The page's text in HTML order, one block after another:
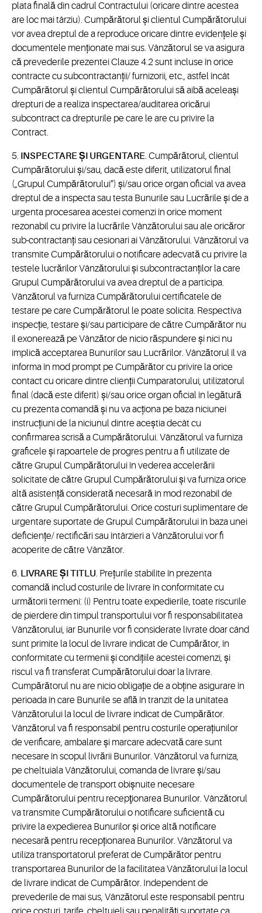
plata finală din cadrul Contractului (oricare dintre acestea
are loc mai târziu). Cumpărătorul și clientul Cumpărătorului
vor avea dreptul de a reproduce oricare dintre evidențele și
documentele menționate mai sus. Vânzătorul se va asigura
că prevederile prezentei Clauze 4.2 sunt incluse în orice
contracte cu subcontractanții/ furnizorii, etc., astfel încât
Cumpărătorul și clientul Cumpărătorului să aibă aceleași
drepturi de a realiza inspectarea/auditarea oricărui
subcontract ca drepturile pe care le are cu privire la
Contract.
5. INSPECTARE ȘI URGENTARE. Cumpărătorul, clientul
Cumpărătorului și/sau, dacă este diferit, utilizatorul final
(„Grupul Cumpărătorului”) și/sau orice organ oficial va avea
dreptul de a inspecta sau testa Bunurile sau Lucrările și de a
urgenta procesarea acestei comenzi în orice moment
rezonabil cu privire la lucrările Vânzătorului sau ale oricăror
sub-contractanți sau cesionari ai Vânzătorului. Vânzătorul va
transmite Cumpărătorului o notificare adecvată cu privire la
testele lucrărilor Vânzătorului și subcontractanților la care
Grupul Cumpărătorului va avea dreptul de a participa.
Vânzătorul va furniza Cumpărătorului certificatele de
testare pe care Cumpărătorul le poate solicita. Respectiva
inspecție, testare și/sau participare de către Cumpărător nu
îl exonerează pe Vânzător de nicio răspundere și nici nu
implică acceptarea Bunurilor sau Lucrărilor. Vânzătorul îl va
informa în mod prompt pe Cumpărător cu privire la orice
contact cu oricare dintre clienții Cumparatorului, utilizatorul
final (dacă este diferit) și/sau orice organ oficial în legătură
cu prezenta comandă și nu va acționa pe baza niciunei
instrucțiuni de la niciunul dintre aceștia decât cu
confirmarea scrisă a Cumpărătorului. Vânzătorul va furniza
graficele și rapoartele de progres pentru a fi utilizate de
către Grupul Cumpărătorului în vederea accelerării
solicitate de către Grupul Cumpărătorului și va furniza orice
altă asistență considerată necesară în mod rezonabil de
către Grupul Cumpărătorului. Orice costuri suplimentare de
urgentare suportate de Grupul Cumpărătorului în baza unei
deficiențe/ rectificări sau întârzieri a Vânzătorului vor fi
acoperite de către Vânzător.
6. LIVRARE ȘI TITLU. Prețurile stabilite în prezenta
comandă includ costurile de livrare în conformitate cu
următorii termeni: (i) Pentru toate expedierile, toate riscurile
de pierdere din timpul transportului vor fi responsabilitatea
Vânzătorului, iar Bunurile vor fi considerate livrate doar când
sunt primite la locul de livrare indicat de Cumpărător, în
conformitate cu termenii și condițiile acestei comenzi, și
riscul va fi transferat Cumpărătorului doar la livrare.
Cumpărătorul nu are nicio obligație de a obține asigurare în
perioada în care Bunurile se află în tranzit de la unitatea
Vânzătorului la locul de livrare indicat de Cumpărător.
Vânzătorul va fi responsabil pentru costurile operațiunilor
de verificare, ambalare și marcare adecvată care sunt
necesare în scopul livrării Bunurilor. Vânzătorul va furniza,
pe cheltuiala Vânzătorului, comanda de livrare și/sau
documentele de transport obișnuite necesare
Cumpărătorului pentru recepţionarea Bunurilor. Vânzătorul
va transmite Cumpărătorului o notificare suficientă cu
privire la expedierea Bunurilor și orice altă notificare
necesară pentru recepționarea Bunurilor. Vânzătorul va
utiliza transportatorul preferat de Cumpărător pentru
transportarea Bunurilor de la facilitatea Vânzătorului la locul
de livrare indicat de Cumpărător. Independent de
prevederile de mai sus, Vânzătorul este responsabil pentru